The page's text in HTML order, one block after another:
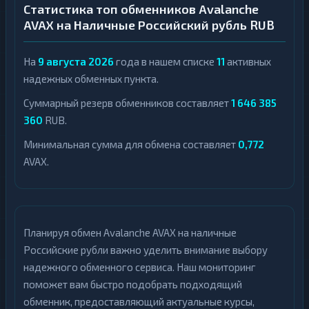
Статистика топ обменников Avalanche
AVAX на Наличные Российский рубль RUB
На 9 августа 2026 года в нашем списке 11 активных
надежных обменных пункта.
Суммарный резерв обменников составляет1 646 385
360 RUB.
Минимальная сумма для обмена составляет 0,772
AVAX.
Планируя обмен Avalanche AVAX на наличные
Российские рубли важно уделить внимание выбору
надежного обменного сервиса. Наш мониторинг
поможет вам быстро подобрать подходящий
обменник, предоставляющий актуальные курсы,